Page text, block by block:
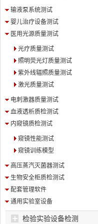
输液泵系统测试
婴儿治疗设备测试
医用光源质量测试
光疗质量测试
照明荧光灯质量测试
紫外线辐照质量测试
激光质量测试
电刺激器质量测试
血液透析质检测试
内窥镜质检测试
窥镜性能测试
窥镜训练模型
高压蒸汽灭菌器测试
生物安全柜质检测试
配套管理软件
通用实验室设备
检验实验设备检测